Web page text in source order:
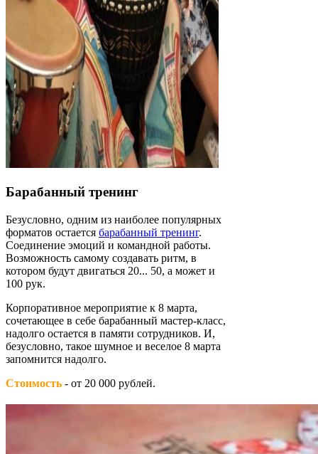
Барабанный тренинг
Безусловно, одним из наиболее популярных
форматов остается барабанный тренинг.
Соединение эмоций и командной работы.
Возможность самому создавать ритм, в
котором будут двигаться 20... 50, а может и
100 рук.
Корпоративное мероприятие к 8 марта,
сочетающее в себе барабанный мастер-класс,
надолго остается в памяти сотрудников. И,
безусловно, такое шумное и веселое 8 марта
запомнится надолго.
Стоимость - от 20 000 рублей.